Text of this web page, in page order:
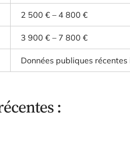
2 500 € – 4 800 €
3 900 € – 7 800 €
Données publiques
: